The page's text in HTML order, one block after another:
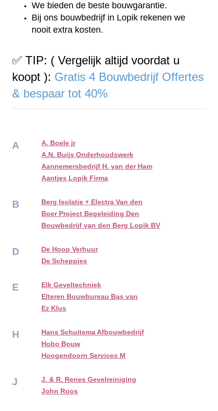
We bieden de beste bouwgarantie.
Bij ons bouwbedrijf in Lopik rekenen we
nooit extra kosten.
✅ TIP: ( Vergelijk altijd voordat u
koopt ): Gratis 4 Bouwbedrijf Offertes
& bespaar tot 40%
A
A. Boele jr
A.N. Buijs Onderhoudswerk
Aannemersbedrijf H. van der Ham
Aantjes Lopik Firma
B
Berg Isolatie + Electra Van den
Boer Project Begeleiding Den
Bouwbedrijf van den Berg Lopik BV
D
De Hoop Verhuur
De Scheppies
E
Elk Geveltechniek
Elteren Bouwbureau Bas van
Ez Klus
H
Hans Schuitema Afbouwbedrijf
Hobo Bouw
Hoogendoorn Services M
J
J. & R. Renes Gevelreiniging
John Roos